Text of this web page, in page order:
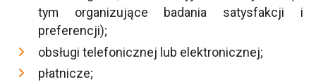
tym organizujące badania satysfakcji i
preferencji);
obsługi telefonicznej lub elektronicznej;
płatnicze;